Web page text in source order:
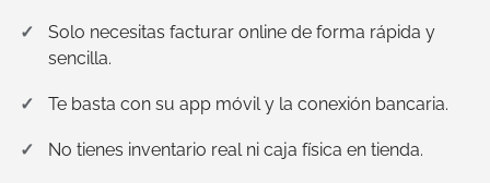
Solo necesitas facturar online de forma rápida y
sencilla.
Te basta con su app móvil y la conexión bancaria.
No tienes inventario real ni caja física en tienda.